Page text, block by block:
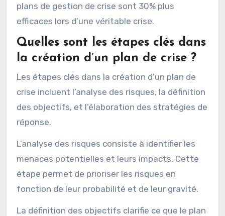
plans de gestion de crise sont 30% plus
efficaces lors d’une véritable crise.
Quelles sont les étapes clés dans
la création d’un plan de crise ?
Les étapes clés dans la création d’un plan de
crise incluent l’analyse des risques, la définition
des objectifs, et l’élaboration des stratégies de
réponse.
L’analyse des risques consiste à identifier les
menaces potentielles et leurs impacts. Cette
étape permet de prioriser les risques en
fonction de leur probabilité et de leur gravité.
La définition des objectifs clarifie ce que le plan